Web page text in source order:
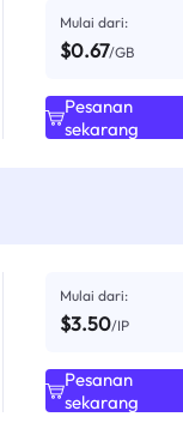
Mulai dari:
$0.67/GB
Pesanan
sekarang
Mulai dari:
$3.50/IP
Pesanan
sekarang